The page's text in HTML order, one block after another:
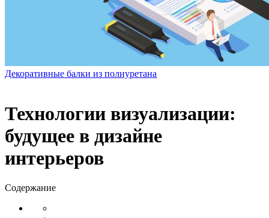
Декоративные балки из полиуретана
Технологии визуализации:
будущее в дизайне
интерьеров
Содержание